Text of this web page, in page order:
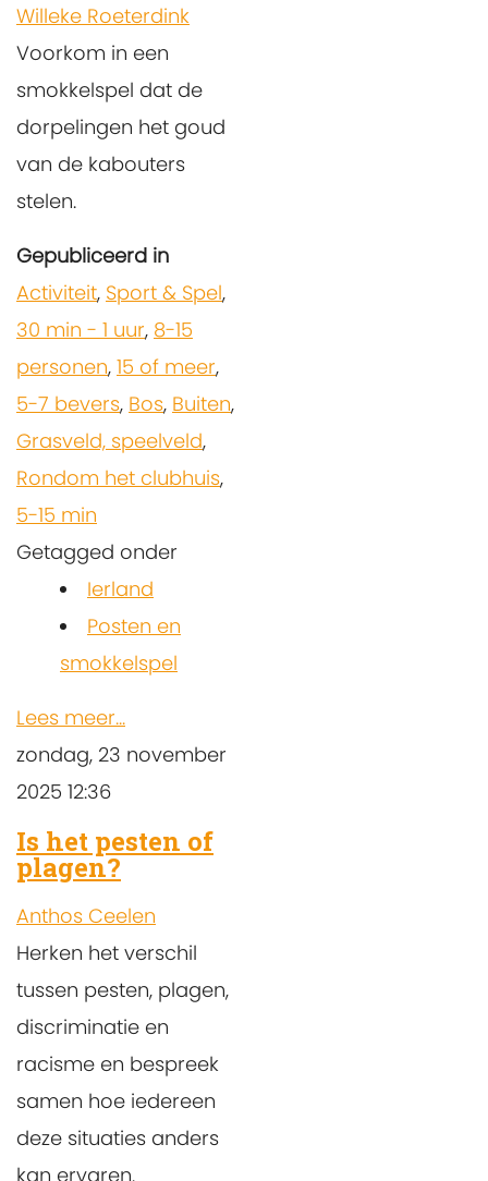
Willeke Roeterdink
Voorkom in een
smokkelspel dat de
dorpelingen het goud
van de kabouters
stelen.
Gepubliceerd in
Activiteit, Sport & Spel,
30 min - 1 uur, 8-15
personen, 15 of meer,
5-7 bevers, Bos, Buiten,
Grasveld, speelveld,
Rondom het clubhuis,
5-15 min
Getagged onder
Ierland
Posten en
smokkelspel
Lees meer...
zondag, 23 november
2025 12:36
Is het pesten of
plagen?
Anthos Ceelen
Herken het verschil
tussen pesten, plagen,
discriminatie en
racisme en bespreek
samen hoe iedereen
deze situaties anders
kan ervaren.